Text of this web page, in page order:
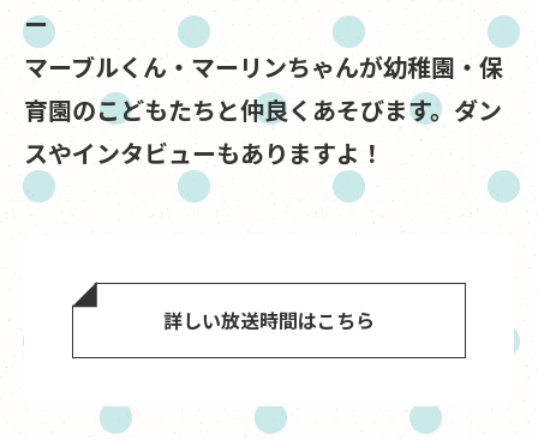
ー
マーブルくん・マーリンちゃんが幼稚園・保
育園のこどもたちと仲良くあそびます。ダン
スやインタビューもありますよ！
詳しい放送時間はこちら